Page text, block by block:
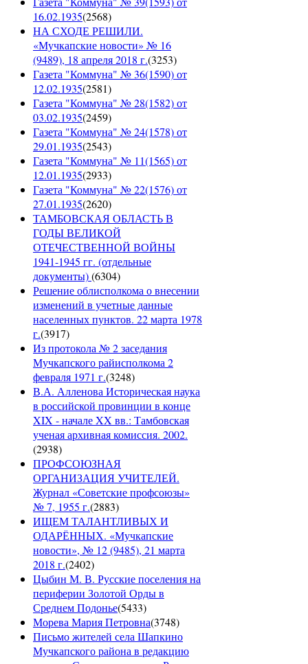
16.02.1935(2568)
НА СХОДЕ РЕШИЛИ.
«Мучкапские новости» № 16
(9489), 18 апреля 2018 г.(3253)
Газета "Коммуна" № 36(1590) от
12.02.1935(2581)
Газета "Коммуна" № 28(1582) от
03.02.1935(2459)
Газета "Коммуна" № 24(1578) от
29.01.1935(2543)
Газета "Коммуна" № 11(1565) от
12.01.1935(2933)
Газета "Коммуна" № 22(1576) от
27.01.1935(2620)
ТАМБОВСКАЯ ОБЛАСТЬ В
ГОДЫ ВЕЛИКОЙ
ОТЕЧЕСТВЕННОЙ ВОЙНЫ
1941-1945 гг. (отдельные
документы)(6304)
Решение облисполкома о внесении
изменений в учетные данные
населенных пунктов. 22 марта 1978
г.(3917)
Из протокола № 2 заседания
Мучкапского райисполкома 2
февраля 1971 г.(3248)
В.А. Алленова Историческая наука
в российской провинции в конце
XIX - начале XX вв.: Тамбовская
ученая архивная комиссия. 2002.
(2938)
ПРОФСОЮЗНАЯ
ОРГАНИЗАЦИЯ УЧИТЕЛЕЙ.
Журнал «Советские профсоюзы»
№ 7, 1955 г.(2883)
ИЩЕМ ТАЛАНТЛИВЫХ И
ОДАРЁННЫХ. «Мучкапские
новости», № 12 (9485), 21 марта
2018 г.(2402)
Цыбин М. В. Русские поселения на
периферии Золотой Орды в
Среднем Подонье(5433)
Морева Мария Петровна(3748)
Письмо жителей села Шапкино
Мучкапского района в редакцию